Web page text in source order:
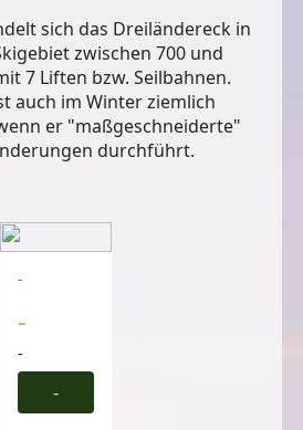
sich das Dreiländereck in
zwischen 700 und
7 Liften bzw. Seilbahnen.
auch im Winter ziemlich
er "maßgeschneiderte"
durchführt.
-
-
-
-